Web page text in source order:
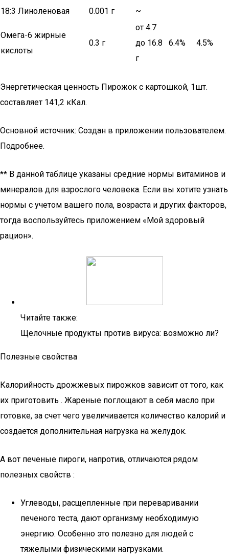
18:3 Линоленовая
0.001 г ~
Омега-6 жирные
кислоты
0.3 г
от 4.7
до 16.8
г
6.4% 4.5%
Энергетическая ценность Пирожок с картошкой, 1шт.
составляет 141,2 кКал.
Основной источник: Создан в приложении пользователем.
Подробнее.
** В данной таблице указаны средние нормы витаминов и
минералов для взрослого человека. Если вы хотите узнать
нормы с учетом вашего пола, возраста и других факторов,
тогда воспользуйтесь приложением «Мой здоровый
рацион».
Читайте также:
Щелочные продукты против вируса: возможно ли?
Полезные свойства
Калорийность дрожжевых пирожков зависит от того, как
их приготовить . Жареные поглощают в себя масло при
готовке, за счет чего увеличивается количество калорий и
создается дополнительная нагрузка на желудок.
А вот печеные пироги, напротив, отличаются рядом
полезных свойств :
Углеводы, расщепленные при переваривании
печеного теста, дают организму необходимую
энергию. Особенно это полезно для людей с
тяжелыми физическими нагрузками.